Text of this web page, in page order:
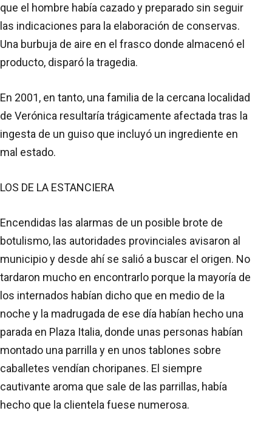
que el hombre había cazado y preparado sin seguir
las indicaciones para la elaboración de conservas.
Una burbuja de aire en el frasco donde almacenó el
producto, disparó la tragedia.
En 2001, en tanto, una familia de la cercana localidad
de Verónica resultaría trágicamente afectada tras la
ingesta de un guiso que incluyó un ingrediente en
mal estado.
LOS DE LA ESTANCIERA
Encendidas las alarmas de un posible brote de
botulismo, las autoridades provinciales avisaron al
municipio y desde ahí se salió a buscar el origen. No
tardaron mucho en encontrarlo porque la mayoría de
los internados habían dicho que en medio de la
noche y la madrugada de ese día habían hecho una
parada en Plaza Italia, donde unas personas habían
montado una parrilla y en unos tablones sobre
caballetes vendían choripanes. El siempre
cautivante aroma que sale de las parrillas, había
hecho que la clientela fuese numerosa.